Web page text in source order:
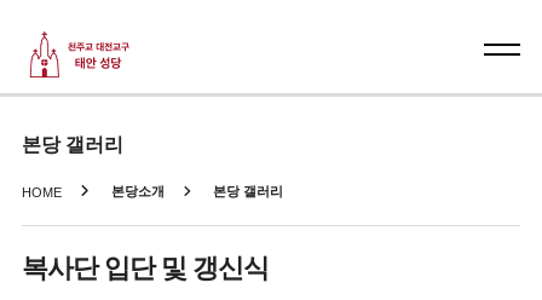
본당 갤러리
HOME 본당소개 본당 갤러리
복사단 입단 및 갱신식